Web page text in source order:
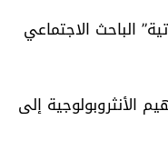
الباحث الاجتماعي
الأنثروبولوجية إلى